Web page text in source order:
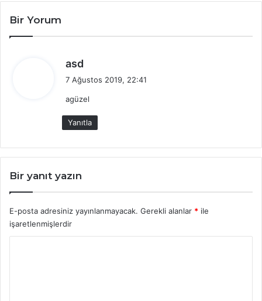
Bir Yorum
asd
i
k
i
7 Ağustos 2019, 22:41
agüzel
Yanıtla
Bir yanıt yazın
E-posta adresiniz yayınlanmayacak. Gerekli alanlar * ile
işaretlenmişlerdir